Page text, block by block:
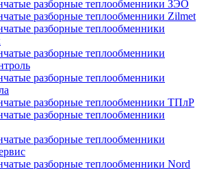
разборные теплообменники ЗЭО
разборные теплообменники Zilmet
разборные теплообменники
разборные теплообменники
разборные теплообменники
разборные теплообменники ТПлР
разборные теплообменники
разборные теплообменники
разборные теплообменники Nord